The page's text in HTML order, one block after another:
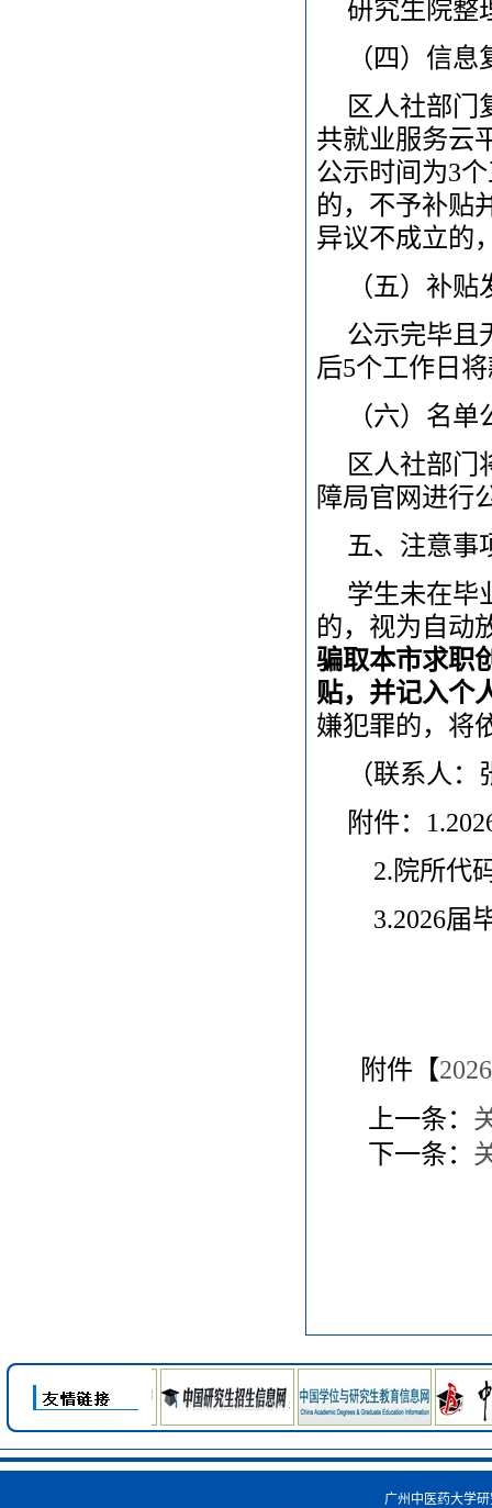
研究生院整
（四）信
区人社部门
共就业服务云
公示时间为3
的，不予补贴
异议不成立的
（五）补贴
公示完毕且
后5个工作日
（六）名单
区人社部门
障局官网进行
五、注意事
学生未在毕
的，视为自动
骗取本市求职
贴，并记入个
嫌犯罪的，将
（联系人
附件：
2.院所代
3.2026届
附件【
上一条：
下一条：
广州中医药大学